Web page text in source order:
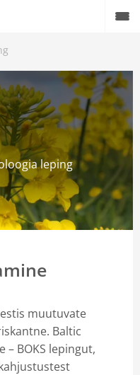
leping
muutuvate
Baltic
– BOKS lepingut,